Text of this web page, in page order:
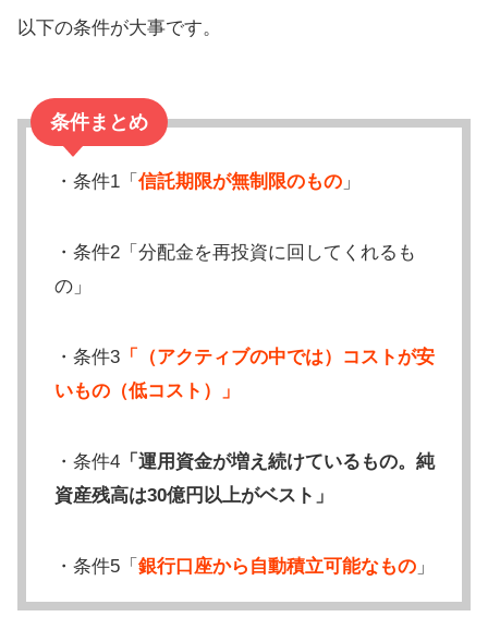
以下の条件が大事です。
条件まとめ
・条件1「 信託期限が無制限のもの」
・条件2「分配金を再投資に回してくれるも
の」
・条件3「（アクティブの中では）コストが安
いもの（低コスト）」
・条件4「運用資金が増え続けているもの。純
資産残高は30億円以上がベスト」
・条件5「 銀行口座から自動積立可能なもの」